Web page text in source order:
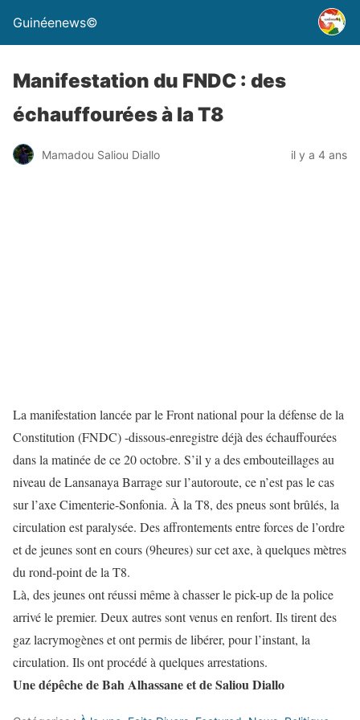
Guinéenews©
Manifestation du FNDC : des
échauffourées à la T8
Mamadou Saliou Diallo il y a 4 ans
La manifestation lancée par le Front national pour la défense de la
Constitution (FNDC) -dissous-enregistre déjà des échauffourées
dans la matinée de ce 20 octobre. S’il y a des embouteillages au
niveau de Lansanaya Barrage sur l’autoroute, ce n’est pas le cas
sur l’axe Cimenterie-Sonfonia. À la T8, des pneus sont brûlés, la
circulation est paralysée. Des affrontements entre forces de l’ordre
et de jeunes sont en cours (9heures) sur cet axe, à quelques mètres
du rond-point de la T8.
Là, des jeunes ont réussi même à chasser le pick-up de la police
arrivé le premier. Deux autres sont venus en renfort. Ils tirent des
gaz lacrymogènes et ont permis de libérer, pour l’instant, la
circulation. Ils ont procédé à quelques arrestations.
Une dépêche de Bah Alhassane et de Saliou Diallo